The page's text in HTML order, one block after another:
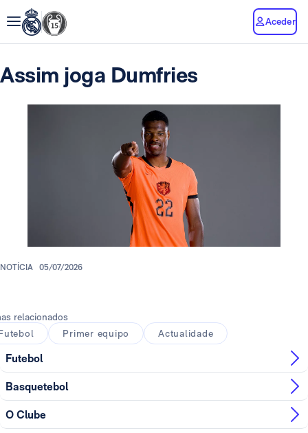
Aceder
Assim joga Dumfries
NOTÍCIA 05/07/2026
relacionados
Primer equipo Actualidade
Futebol
Basquetebol
O Clube